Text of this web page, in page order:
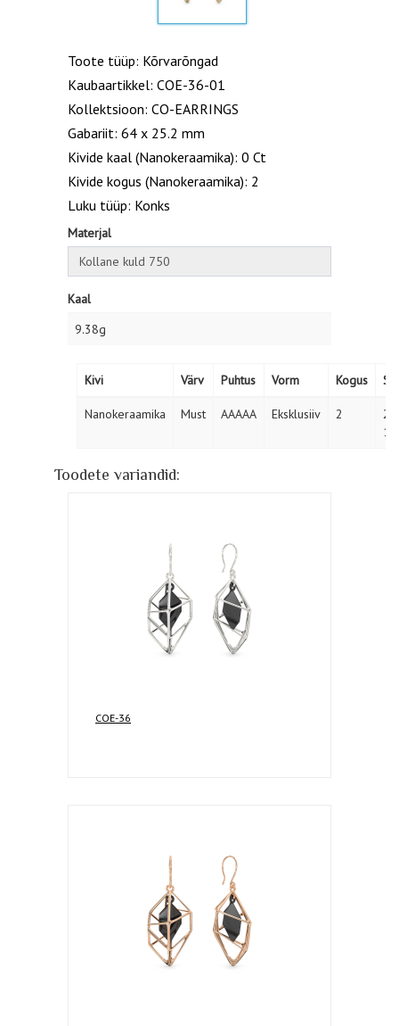
Toote tüüp: Kõrvarõngad
Kaubaartikkel: COE-36-01
Kollektsioon: CO-EARRINGS
Gabariit: 64 x 25.2 mm
Kivide kaal (Nanokeraamika): 0 Ct
Kivide kogus (Nanokeraamika): 2
Luku tüüp: Konks
Materjal
Kaal
9.38g
Kivi Värv Puhtus Vorm Kogus
Nanokeraamika Must AAAAA Eksklusiiv 2
13
Toodete variandid:
COE-36